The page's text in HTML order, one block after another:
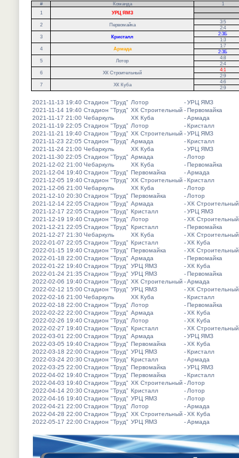
# Команда 1
1
УРЦ ЯМЗ
2
Первомайка
3:5
2:4
3
Кристалл
2:3Б
1:3
4
Армада
1:7
2:3Б
5
Лотор
4:8
2:4
6
ХК Строительный
4:1
2:9
7
ХК Куба
4:6
2:9
2021-11-13 19:40 Стадион "Труд" Лотор -УРЦ ЯМЗ
2021-11-14 19:40 Стадион "Труд" ХК Строительный -Первомайка
2021-11-17 21:00 Чебаркуль ХК Куба -Армада
2021-11-19 22:05 Стадион "Труд" Лотор -Кристалл
2021-11-21 19:40 Стадион "Труд" ХК Строительный -УРЦ ЯМЗ
2021-11-23 22:05 Стадион "Труд" Армада -Кристалл
2021-11-24 21:00 Чебаркуль ХК Куба -УРЦ ЯМЗ
2021-11-30 22:05 Стадион "Труд" Армада - Лотор
2021-12-02 21:00Чебаркуль ХК Куба -Первомайка
2021-12-04 19:40Стадион "Труд" Первомайка -Армада
2021-12-05 19:40Стадион "Труд" ХК Строительный -Кристалл
2021-12-06 21:00Чебаркуль ХК Куба - Лотор
2021-12-10 20:30Стадион "Труд" Первомайка - Лотор
2021-12-14 22:05 Стадион "Труд" Армада -ХК Строительный
2021-12-17 22:05 Стадион "Труд" Кристалл -УРЦ ЯМЗ
2021-12-19 19:40Стадион "Труд" Лотор -ХК Строительный
2021-12-21 22:05 Стадион "Труд" Кристалл -Первомайка
2021-12-27 21:30Чебаркуль ХК Куба -ХК Строительный
2022-01-07 22:05 Стадион "Труд" Кристалл -ХК Куба
2022-01-15 19:40Стадион "Труд" Первомайка -ХК Строительный
2022-01-18 22:00Стадион "Труд" Армада -Первомайка
2022-01-22 19:40Стадион "Труд" УРЦ ЯМЗ -ХК Куба
2022-01-24 21:35 Стадион "Труд" УРЦ ЯМЗ -Первомайка
2022-02-06 19:40Стадион "Труд" ХК Строительный -Армада
2022-02-12 15:00Стадион "Труд" УРЦ ЯМЗ -ХК Строительный
2022-02-16 21:00Чебаркуль ХК Куба -Кристалл
2022-02-18 22:00Стадион "Труд" Лотор -Первомайка
2022-02-22 22:00Стадион "Труд" Армада -ХК Куба
2022-02-26 19:40Стадион "Труд" Лотор -ХК Куба
2022-02-27 19:40Стадион "Труд" Кристалл -ХК Строительный
2022-03-01 22:00Стадион "Труд" Армада -УРЦ ЯМЗ
2022-03-05 19:40Стадион "Труд" Первомайка -ХК Куба
2022-03-18 22:00Стадион "Труд" УРЦ ЯМЗ -Кристалл
2022-03-24 20:30Стадион "Труд" Кристалл -Армада
2022-03-25 22:00Стадион "Труд" Первомайка -УРЦ ЯМЗ
2022-04-02 19:40Стадион "Труд" Первомайка -Кристалл
2022-04-03 19:40Стадион "Труд" ХК Строительный - Лотор
2022-04-14 20:30Стадион "Труд" Кристалл - Лотор
2022-04-16 19:40Стадион "Труд" УРЦ ЯМЗ - Лотор
2022-04-21 22:00Стадион "Труд" Лотор -Армада
2022-04-28 22:00Стадион "Труд" ХК Строительный -ХК Куба
2022-05-17 22:00Стадион "Труд" УРЦ ЯМЗ -Армада